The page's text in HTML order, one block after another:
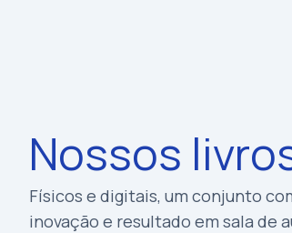
Nossos
Físicos e digitais, um conjunto
inovação e resultado em sala de